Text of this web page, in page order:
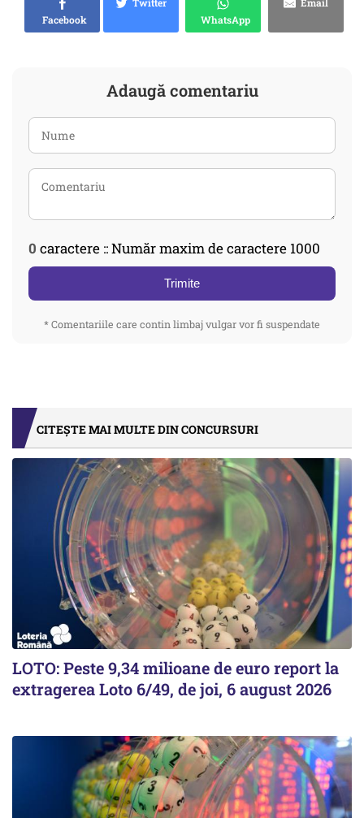
Facebook
WhatsApp
Adaugă comentariu
0 caractere :: Număr maxim de caractere 1000
Trimite
* Comentariile care contin limbaj vulgar vor fi suspendate
CITEȘTE MAI MULTE DIN CONCURSURI
LOTO: Peste 9,34 milioane de euro report la
extragerea Loto 6/49, de joi, 6 august 2026